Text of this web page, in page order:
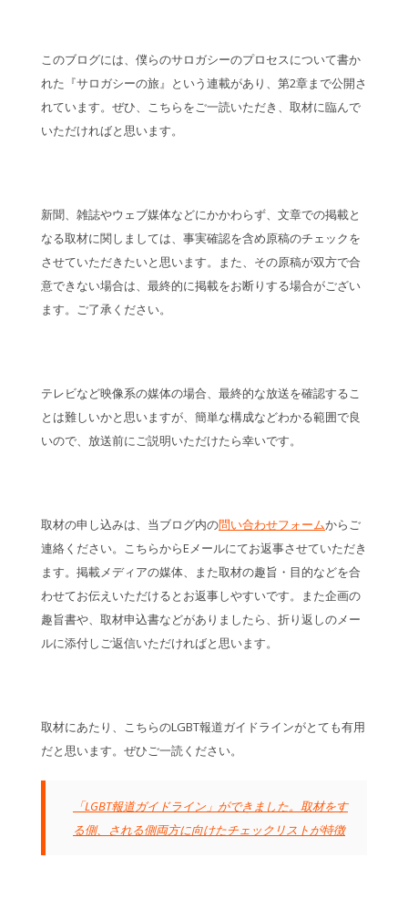
このブログには、僕らのサロガシーのプロセスについて書か
れた『サロガシーの旅』という連載があり、第2章まで公開さ
れています。ぜひ、こちらをご一読いただき、取材に臨んで
いただければと思います。
新聞、雑誌やウェブ媒体などにかかわらず、文章での掲載と
なる取材に関しましては、事実確認を含め原稿のチェックを
させていただきたいと思います。また、その原稿が双方で合
意できない場合は、最終的に掲載をお断りする場合がござい
ます。ご了承ください。
テレビなど映像系の媒体の場合、最終的な放送を確認するこ
とは難しいかと思いますが、簡単な構成などわかる範囲で良
いので、放送前にご説明いただけたら幸いです。
取材の申し込みは、当ブログ内の問い合わせフォームからご
連絡ください。こちらからEメールにてお返事させていただき
ます。掲載メディアの媒体、また取材の趣旨・目的などを合
わせてお伝えいただけるとお返事しやすいです。また企画の
趣旨書や、取材申込書などがありましたら、折り返しのメー
ルに添付しご返信いただければと思います。
取材にあたり、こちらのLGBT報道ガイドラインがとても有用
だと思います。ぜひご一読ください。
「LGBT報道ガイドライン」ができました。取材をす
る側、される側両方に向けたチェックリストが特徴